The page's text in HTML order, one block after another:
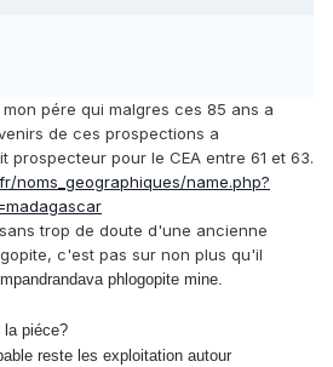
pére qui malgres ces 85 ans a
de ces prospections a
prospecteur pour le CEA entre 61 et 63.
noms_geographiques/name.php?
trop de doute d'une ancienne
c'est pas sur non plus qu'il
phlogopite mine.
la piéce?
reste les exploitation autour